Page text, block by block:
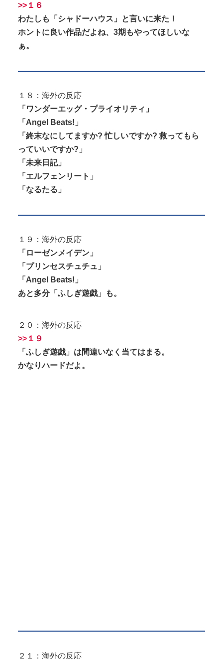
>>１６
わたしも「シャドーハウス」と言いに来た！
ホントに良い作品だよね、3期もやってほしいな
ぁ。
１８：海外の反応
「ワンダーエッグ・プライオリティ」
「Angel Beats!」
「終末なにしてますか? 忙しいですか? 救ってもら
っていいですか?」
「未来日記」
「エルフェンリート」
「なるたる」
１９：海外の反応
「ローゼンメイデン」
「プリンセスチュチュ」
「Angel Beats!」
あと多分「ふしぎ遊戯」も。
２０：海外の反応
>>１９
「ふしぎ遊戯」は間違いなく当てはまる。
かなりハードだよ。
２１：海外の反応